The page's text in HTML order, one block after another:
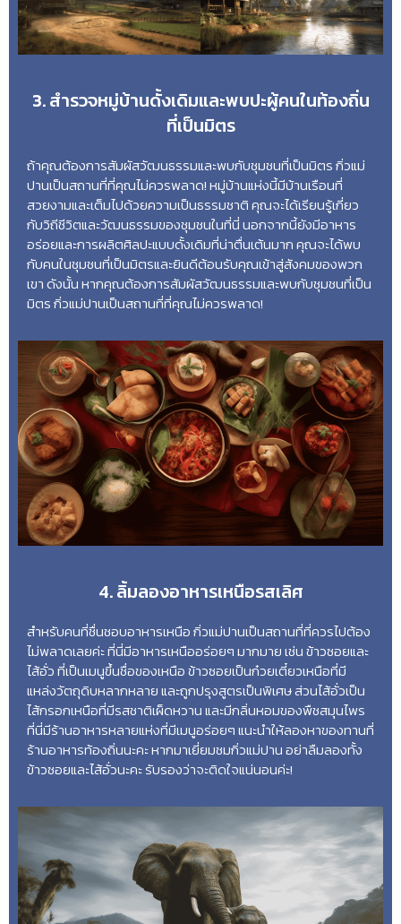
3. สำรวจหมู่บ้านดั้งเดิมและพบปะผู้คนในท้องถิ่น
ที่เป็นมิตร
ถ้าคุณต้องการสัมผัสวัฒนธรรมและพบกับชุมชนที่เป็นมิตร กิ่วแม่
ปานเป็นสถานที่ที่คุณไม่ควรพลาด! หมู่บ้านแห่งนี้มีบ้านเรือนที่
สวยงามและเต็มไปด้วยความเป็นธรรมชาติ คุณจะได้เรียนรู้เกี่ยว
กับวิถีชีวิตและวัฒนธรรมของชุมชนในที่นี่ นอกจากนี้ยังมีอาหาร
อร่อยและการผลิตศิลปะแบบดั้งเดิมที่น่าตื่นเต้นมาก คุณจะได้พบ
กับคนในชุมชนที่เป็นมิตรและยินดีต้อนรับคุณเข้าสู่สังคมของพวก
เขา ดังนั้น หากคุณต้องการสัมผัสวัฒนธรรมและพบกับชุมชนที่เป็น
มิตร กิ่วแม่ปานเป็นสถานที่ที่คุณไม่ควรพลาด!
4. ลิ้มลองอาหารเหนือรสเลิศ
สำหรับคนที่ชื่นชอบอาหารเหนือ กิ่วแม่ปานเป็นสถานที่ที่ควรไปต้อง
ไม่พลาดเลยค่ะ ที่นี่มีอาหารเหนืออร่อยๆ มากมาย เช่น ข้าวซอยและ
ไส้อั่ว ที่เป็นเมนูขึ้นชื่อของเหนือ ข้าวซอยเป็นก๋วยเตี๋ยวเหนือที่มี
แหล่งวัตถุดิบหลากหลาย และถูกปรุงสูตรเป็นพิเศษ ส่วนไส้อั่วเป็น
ไส้กรอกเหนือที่มีรสชาติเผ็ดหวาน และมีกลิ่นหอมของพืชสมุนไพร
ที่นี่มีร้านอาหารหลายแห่งที่มีเมนูอร่อยๆ แนะนำให้ลองหาของทานที่
ร้านอาหารท้องถิ่นนะคะ หากมาเยี่ยมชมกิ่วแม่ปาน อย่าลืมลองทั้ง
ข้าวซอยและไส้อั่วนะคะ รับรองว่าจะติดใจแน่นอนค่ะ!